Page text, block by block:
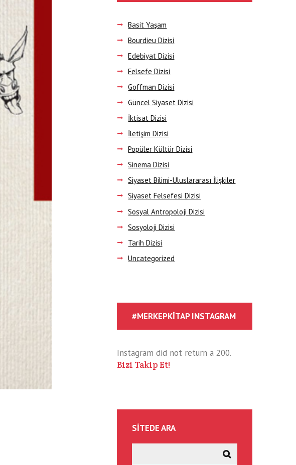
Basit Yaşam
Bourdieu Dizisi
Edebiyat Dizisi
Felsefe Dizisi
Goffman Dizisi
Güncel Siyaset Dizisi
İktisat Dizisi
İletişim Dizisi
Popüler Kültür Dizisi
Sinema Dizisi
Siyaset Bilimi-Uluslararası İlişkiler
Siyaset Felsefesi Dizisi
Sosyal Antropoloji Dizisi
Sosyoloji Dizisi
Tarih Dizisi
Uncategorized
#MERKEPKITAP INSTAGRAM
Instagram did not return a 200.
Bizi Takip Et!
SITEDE ARA